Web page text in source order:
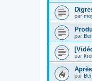
par
par
par
par